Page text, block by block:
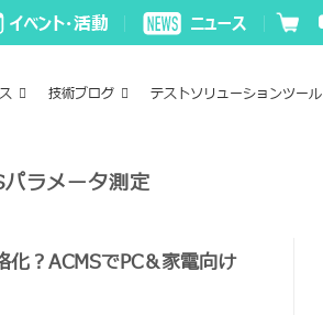
技術ブログ テストソリューションツール
パラメータ測定
？ACMSでPC＆家電向け